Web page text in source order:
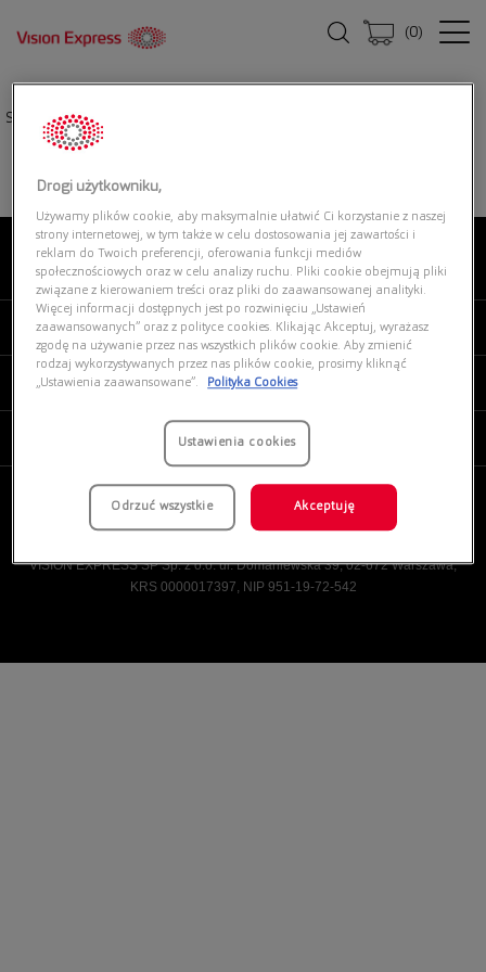
(0)
Strona główna|
O NAS
MOJE VISION EXPRESS
PRODUKTY I USŁUGI
VISION EXPRESS SP Sp. z o.o. ul. Domaniewska 39, 02-672 Warszawa,
KRS 0000017397, NIP 951-19-72-542
Drogi użytkowniku,
Używamy plików cookie, aby maksymalnie ułatwić Ci korzystanie z naszej
strony internetowej, w tym także w celu dostosowania jej zawartości i
reklam do Twoich preferencji, oferowania funkcji mediów
społecznościowych oraz w celu analizy ruchu. Pliki cookie obejmują pliki
związane z kierowaniem treści oraz pliki do zaawansowanej analityki.
Więcej informacji dostępnych jest po rozwinięciu „Ustawień
zaawansowanych” oraz z polityce cookies. Klikając Akceptuj, wyrażasz
zgodę na używanie przez nas wszystkich plików cookie. Aby zmienić
rodzaj wykorzystywanych przez nas plików cookie, prosimy kliknąć
„Ustawienia zaawansowane”.
Polityka Cookies
Ustawienia cookies
Odrzuć wszystkie Akceptuję